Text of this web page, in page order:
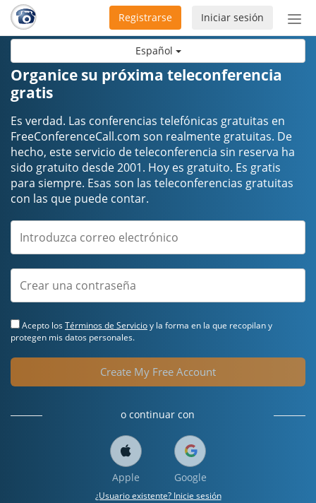
Español
de
Iniciar sesión
Registrarse
Organice su próxima teleconferencia
gratis
Es verdad. Las conferencias telefónicas gratuitas en
FreeConferenceCall.com son realmente gratuitas. De
hecho, este servicio de teleconferencia sin reserva ha
sido gratuito desde 2001. Hoy es gratuito. Es gratis
para siempre. Esas son las teleconferencias gratuitas
con las que puede contar.
Acepto losTérminos de Servicioy la forma en la que recopilan y
protegen mis datos personales.
Create My Free Account
o continuar con
Apple Google
¿Usuario existente? Inicie sesión